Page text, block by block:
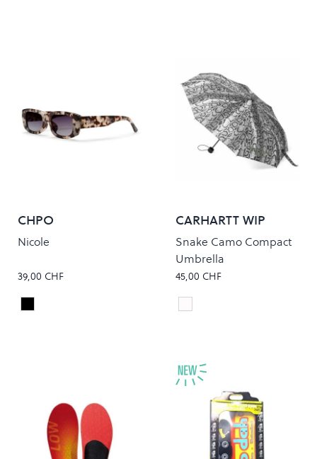
CHPO
Nicole
39,00 CHF
Colour
DALMATIAN
CARHARTT WIP
Snake Camo Compact
Umbrella
45,00 CHF
Colour
SNAKE CAMO